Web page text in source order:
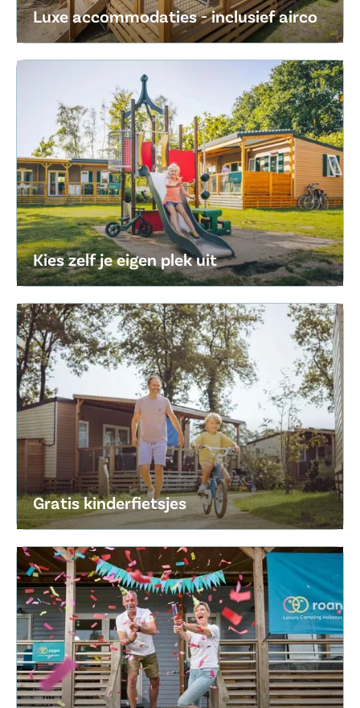
Luxe accommodaties - inclusief airco
Kies zelf je eigen plek uit
Gratis kinderfietsjes